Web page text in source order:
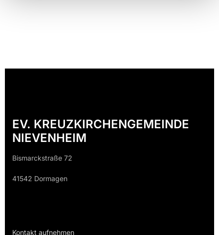
EV. KREUZKIRCHENGEMEINDE
NIEVENHEIM
Bismarckstraße 72
41542 Dormagen
Kontakt aufnehmen